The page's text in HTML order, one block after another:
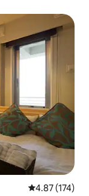
Penarafan
4.87 (174)